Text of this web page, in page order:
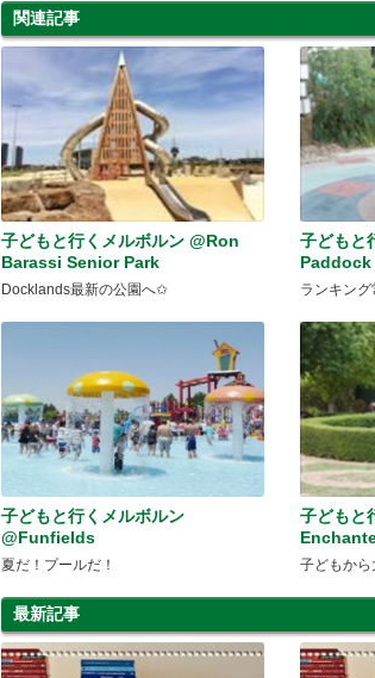
関連記事
子どもと行くメルボルン @Ron
Barassi Senior Park
Docklands最新の公園へ✩
子どもと
Paddock
ランキング
子どもと行くメルボルン
@Funfields
夏だ！プールだ！
子どもと
子どもから
最新記事